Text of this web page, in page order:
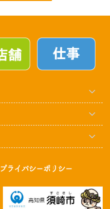
プライバシーポリシー